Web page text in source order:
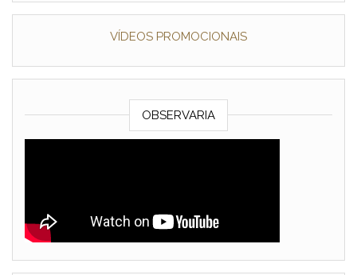
VÍDEOS PROMOCIONAIS
OBSERVARIA